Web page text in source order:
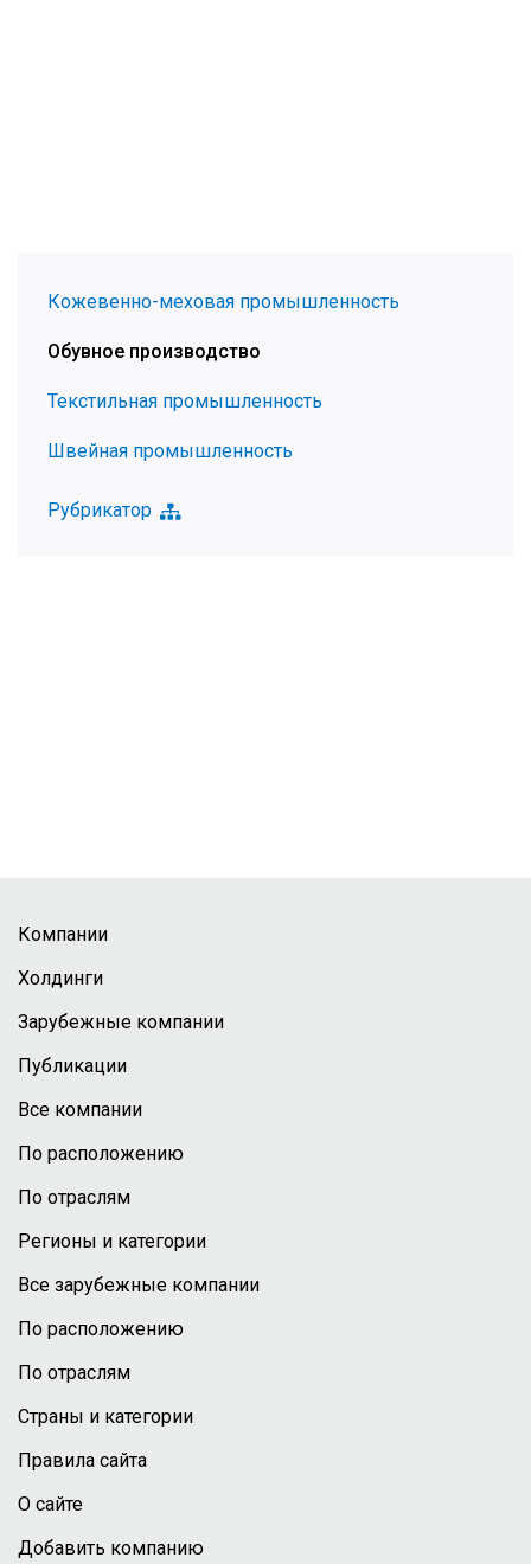
Кожевенно-меховая промышленность
Обувное производство
Текстильная промышленность
Швейная промышленность
Рубрикатор
Компании
Холдинги
Зарубежные компании
Публикации
Все компании
По расположению
По отраслям
Регионы и категории
Все зарубежные компании
По расположению
По отраслям
Страны и категории
Правила сайта
О сайте
Добавить компанию